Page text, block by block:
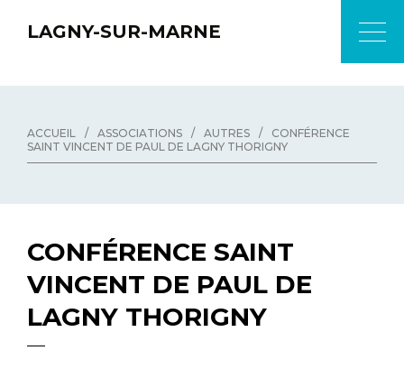
LAGNY-SUR-MARNE
ACCUEIL / ASSOCIATIONS / AUTRES /
CONFÉRENCE
SAINT VINCENT DE PAUL DE LAGNY THORIGNY
CONFÉRENCE SAINT
VINCENT DE PAUL DE
LAGNY THORIGNY